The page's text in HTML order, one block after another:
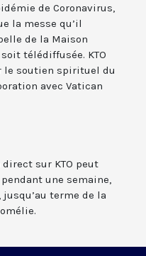
de Coronavirus,
la messe qu’il
de la Maison
télédiffusée. KTO
le soutien spirituel du
avec Vatican
sur KTO peut
une semaine,
terme de la